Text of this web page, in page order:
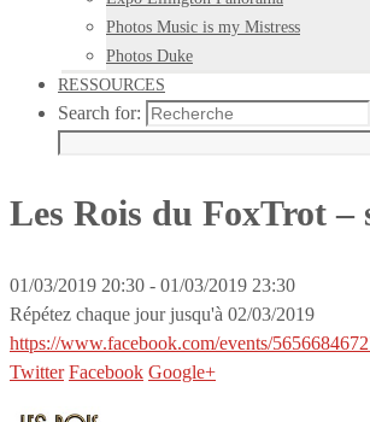
Photos Music is my Mistress
Photos Duke
RESSOURCES
Search for:
Les Rois du FoxTrot –
01/03/2019 20:30 - 01/03/2019 23:30
Répétez chaque jour jusqu'à 02/03/2019
https://www.facebook.com/events/
Twitter Facebook Google+